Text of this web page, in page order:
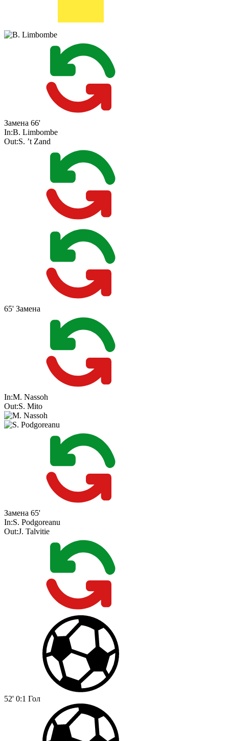
Замена 66'
In:B. Limbombe
Out:S. ’t Zand
65' Замена
In:M. Nassoh
Out:S. Mito
Замена 65'
In:S. Podgoreanu
Out:J. Talvitie
52' 0:1 Гол